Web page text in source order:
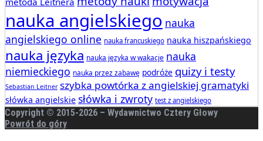
nauka angielskiego nauka
angielskiego online nauka francuskiego nauka hiszpańskiego
nauka języka nauka języka w wakacje nauka
niemieckiego nauka przez zabawę podróże quizy i testy
Sebastian Leitner szybka powtórka z angielskiej gramatyki
słówka angielskie słówka i zwroty test z angielskiego
Copyright © 2015-2026 – Wydawnictwo Cztery Głowy
Powrót do góry